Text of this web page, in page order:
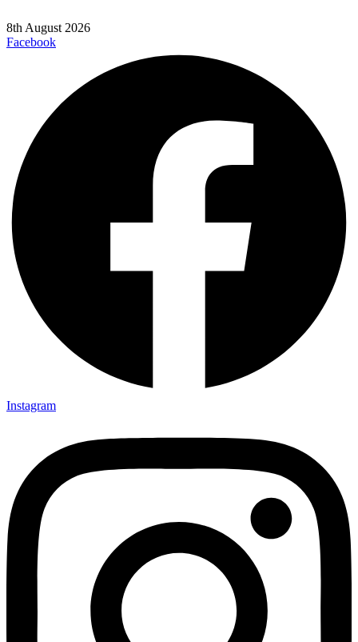
8th August 2026
Facebook
Instagram